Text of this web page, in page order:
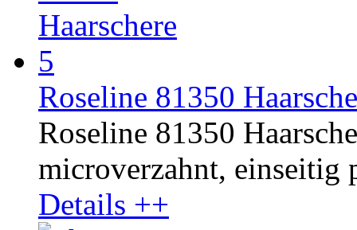
Roseline 81350
Roseline 81350
microverzahnt, einseitig
Details ++